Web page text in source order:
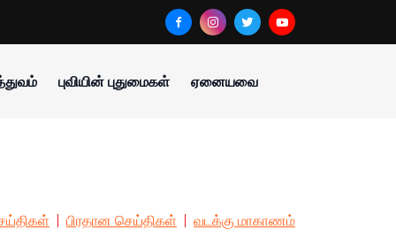
புவியின் புதுமைகள் ஏனையவை
பிரதான செய்திகள் வடக்கு மாகாணம்